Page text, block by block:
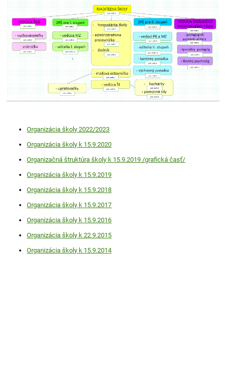
Organizácia školy 2022/2023
Organizácia školy k 15.9.2020
Organizačná štruktúra školy k 15.9.2019 /grafická časť/
Organizácia školy k 15.9.2019
Organizácia školy k 15.9.2018
Organizácia školy k 15.9.2017
Organizácia školy k 15.9.2016
Organizácia školy k 22.9.2015
Organizácia školy k 15.9.2014